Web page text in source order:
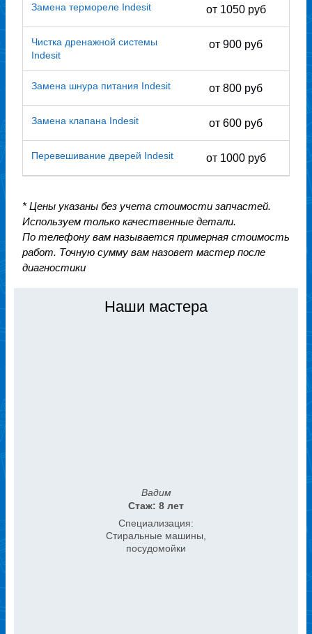
Замена термореле Indesit от 1050 руб
Чистка дренажной системы
Indesit
от 900 руб
Замена шнура питания Indesit от 800 руб
Замена клапана Indesit от 600 руб
Перевешивание дверей Indesit от 1000 руб
* Цены указаны без учета стоимости запчастей.
Используем только качественные детали.
По телефону вам называется примерная стоимость
работ. Точную сумму вам назовет мастер после
диагностики
Наши мастера
Вадим
Стаж: 8 лет
Специализация:
Стиральные машины,
посудомойки